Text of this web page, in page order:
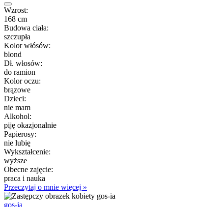
Wzrost:
168 cm
Budowa ciała:
szczupła
Kolor włósów:
blond
Dł. włosów:
do ramion
Kolor oczu:
brązowe
Dzieci:
nie mam
Alkohol:
piję okazjonalnie
Papierosy:
nie lubię
Wykształcenie:
wyższe
Obecne zajęcie:
praca i nauka
Przeczytaj o mnie więcej »
gos-ia